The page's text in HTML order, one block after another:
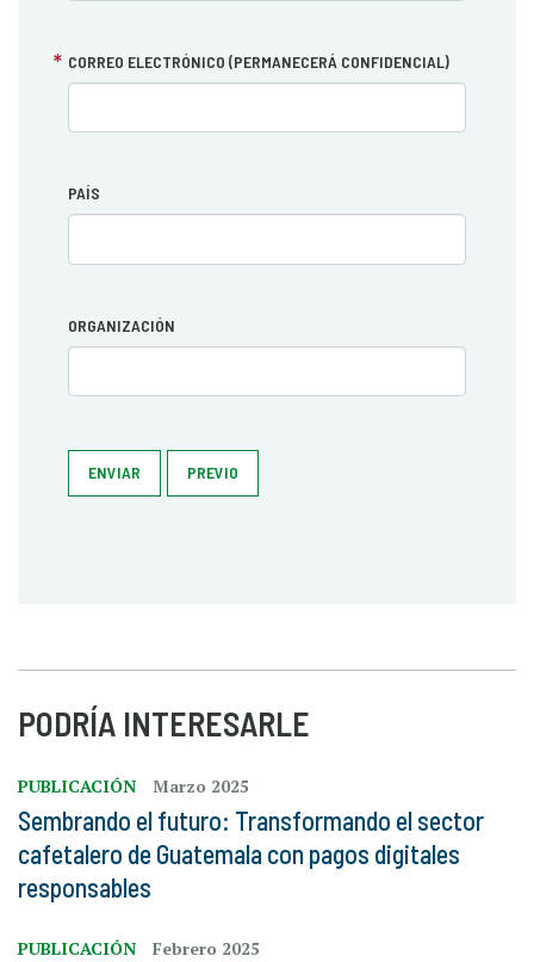
CORREO ELECTRÓNICO (PERMANECERÁ CONFIDENCIAL)
PAÍS
ORGANIZACIÓN
ENVIAR PREVIO
PODRÍA INTERESARLE
PUBLICACIÓN Marzo 2025
Sembrando el futuro: Transformando el sector
cafetalero de Guatemala con pagos digitales
responsables
PUBLICACIÓN Febrero 2025